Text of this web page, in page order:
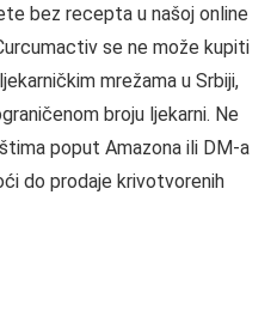
bez recepta u našoj online
se ne može kupiti
mrežama u Srbiji,
broju ljekarni. Ne
poput Amazona ili DM-a
do prodaje krivotvorenih